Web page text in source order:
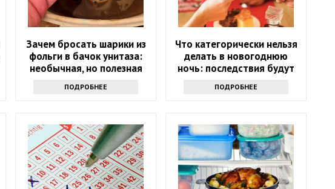
Зачем бросать шарики из
фольги в бачок унитаза:
необычная, но полезная
ПОДРОБНЕЕ
Что категорически нельзя
делать в новогоднюю
ночь: последствия будут
на весь следующий год
ПОДРОБНЕЕ